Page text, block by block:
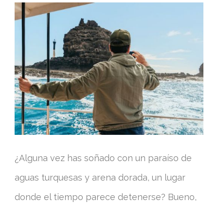
¿Alguna vez has soñado con un paraíso de
aguas turquesas y arena dorada, un lugar
donde el tiempo parece detenerse? Bueno,